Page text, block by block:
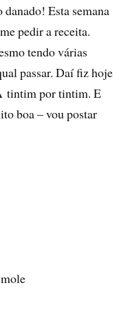
Esta semana
pedir a receita.
tendo várias
passar. Daí­ fiz hoje
tintim por tintim. E
boa – vou postar